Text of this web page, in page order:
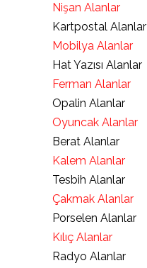
Nişan Alanlar
Kartpostal Alanlar
Mobilya Alanlar
Hat Yazısı Alanlar
Ferman Alanlar
Opalin Alanlar
Oyuncak Alanlar
Berat Alanlar
Kalem Alanlar
Tesbih Alanlar
Çakmak Alanlar
Porselen Alanlar
Kılıç Alanlar
Radyo Alanlar